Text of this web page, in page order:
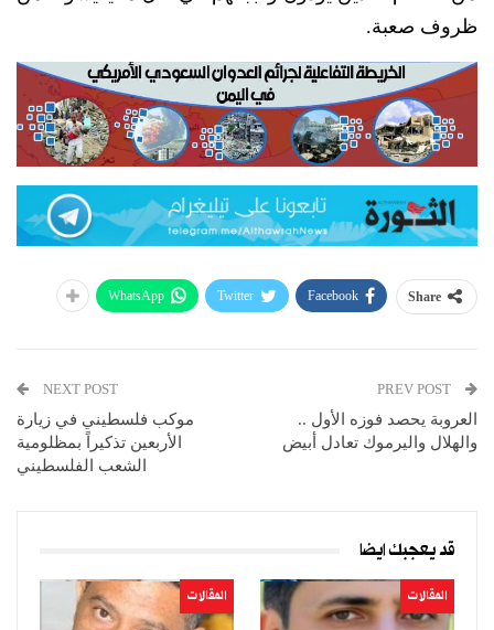
ظروف صعبة.
Share
Facebook
Twitter
WhatsApp
العروبة يحصد فوزه الأول ..
والهلال واليرموك تعادل أبيض
NEXT POST
موكب فلسطيني في زيارة
الأربعين تذكيراً بمظلومية
الشعب الفلسطيني
قد يعجبك ايضا
المقالات المقالات